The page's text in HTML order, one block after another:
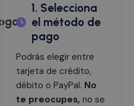
1. Selecciona
el método de
pago
Podrás elegir entre
tarjeta de crédito,
débito o PayPal. No
te preocupes, no se